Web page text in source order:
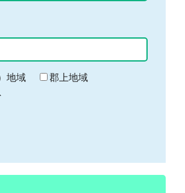
地域
郡上地域